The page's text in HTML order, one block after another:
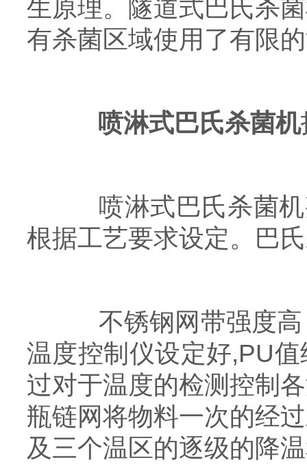
生原理。隧道式巴氏杀
有杀菌区域使用了有限
喷淋式巴氏杀菌机
喷淋式巴氏杀菌机
根据工艺要求设定。巴
不锈钢网带强度高
温度控制仪设定好,PU
过对于温度的检测控制
瓶链网将物料一次的经
及三个温区的逐级的降